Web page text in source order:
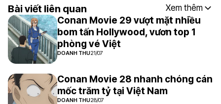
Bài viết liên quan Xem thêm
Conan Movie 29 vượt mặt nhiều
bom tấn Hollywood, vươn top 1
phòng vé Việt
DOANH THU21/07
Conan Movie 28 nhanh chóng cán
mốc trăm tỷ tại Việt Nam
DOANH THU28/07